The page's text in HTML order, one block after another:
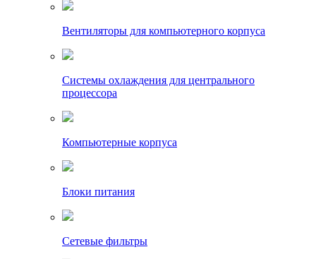
Вентиляторы для компьютерного корпуса
Системы охлаждения для центрального
процессора
Компьютерные корпуса
Блоки питания
Сетевые фильтры